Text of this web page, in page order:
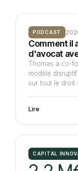
PODCAST
Comment il
d'avocat
Thomas a co-
modèle
sur tout le droit
Lire
CAPITAL